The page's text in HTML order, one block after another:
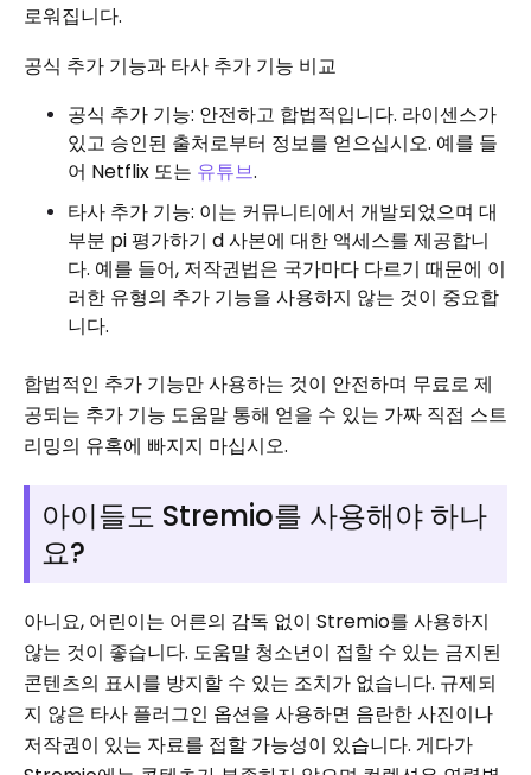
로워집니다.
공식 추가 기능과 타사 추가 기능 비교
공식 추가 기능: 안전하고 합법적입니다. 라이센스가
있고 승인된 출처로부터 정보를 얻으십시오. 예를 들
어 Netflix 또는 유튜브.
타사 추가 기능: 이는 커뮤니티에서 개발되었으며 대
부분 pi 평가하기 d 사본에 대한 액세스를 제공합니
다. 예를 들어, 저작권법은 국가마다 다르기 때문에 이
러한 유형의 추가 기능을 사용하지 않는 것이 중요합
니다.
합법적인 추가 기능만 사용하는 것이 안전하며 무료로 제
공되는 추가 기능 도움말 통해 얻을 수 있는 가짜 직접 스트
리밍의 유혹에 빠지지 마십시오.
아이들도 Stremio를 사용해야 하나
요?
아니요, 어린이는 어른의 감독 없이 Stremio를 사용하지
않는 것이 좋습니다. 도움말 청소년이 접할 수 있는 금지된
콘텐츠의 표시를 방지할 수 있는 조치가 없습니다. 규제되
지 않은 타사 플러그인 옵션을 사용하면 음란한 사진이나
저작권이 있는 자료를 접할 가능성이 있습니다. 게다가